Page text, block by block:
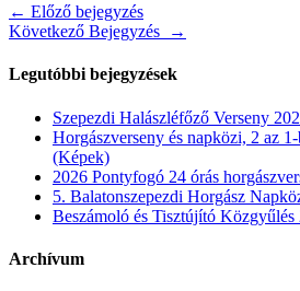
Post
navigation
← Előző bejegyzés
Következő Bejegyzés →
Legutóbbi bejegyzések
Szepezdi Halászléfőző Verseny
Horgászverseny és napközi, 2 az
(Képek)
2026 Pontyfogó 24 órás
5. Balatonszepezdi Horgász
Beszámoló és Tisztújító Közgyűlés
Archívum